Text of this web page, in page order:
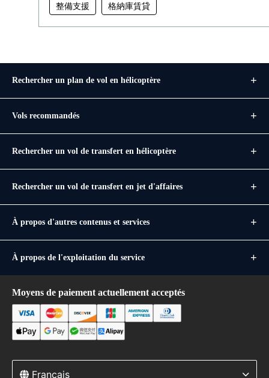
整備支援 格納庫賃貸
Rechercher un plan de vol en hélicoptère
Vols recommandés
Rechercher un vol de transfert en hélicoptère
Rechercher un vol de transfert en jet d'affaires
À propos d'autres contenus et services
À propos de l'exploitation du service
Moyens de paiement actuellement acceptés
Français